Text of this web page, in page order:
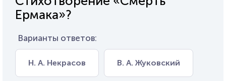
Ермака»?
Варианты ответов:
Н. А. Некрасов В. А. Жуковский